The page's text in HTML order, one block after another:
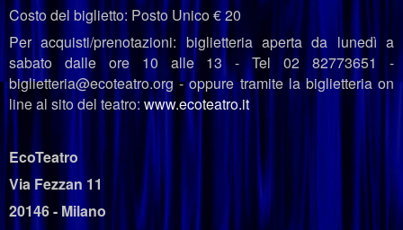
Costo del biglietto: Posto Unico € 20
Per acquisti/prenotazioni: biglietteria aperta da lunedì a
sabato dalle ore 10 alle 13 - Tel 02 82773651 -
biglietteria@ecoteatro.org - oppure tramite la biglietteria on
line al sito del teatro: www.ecoteatro.it
EcoTeatro
Via Fezzan 11
20146 - Milano